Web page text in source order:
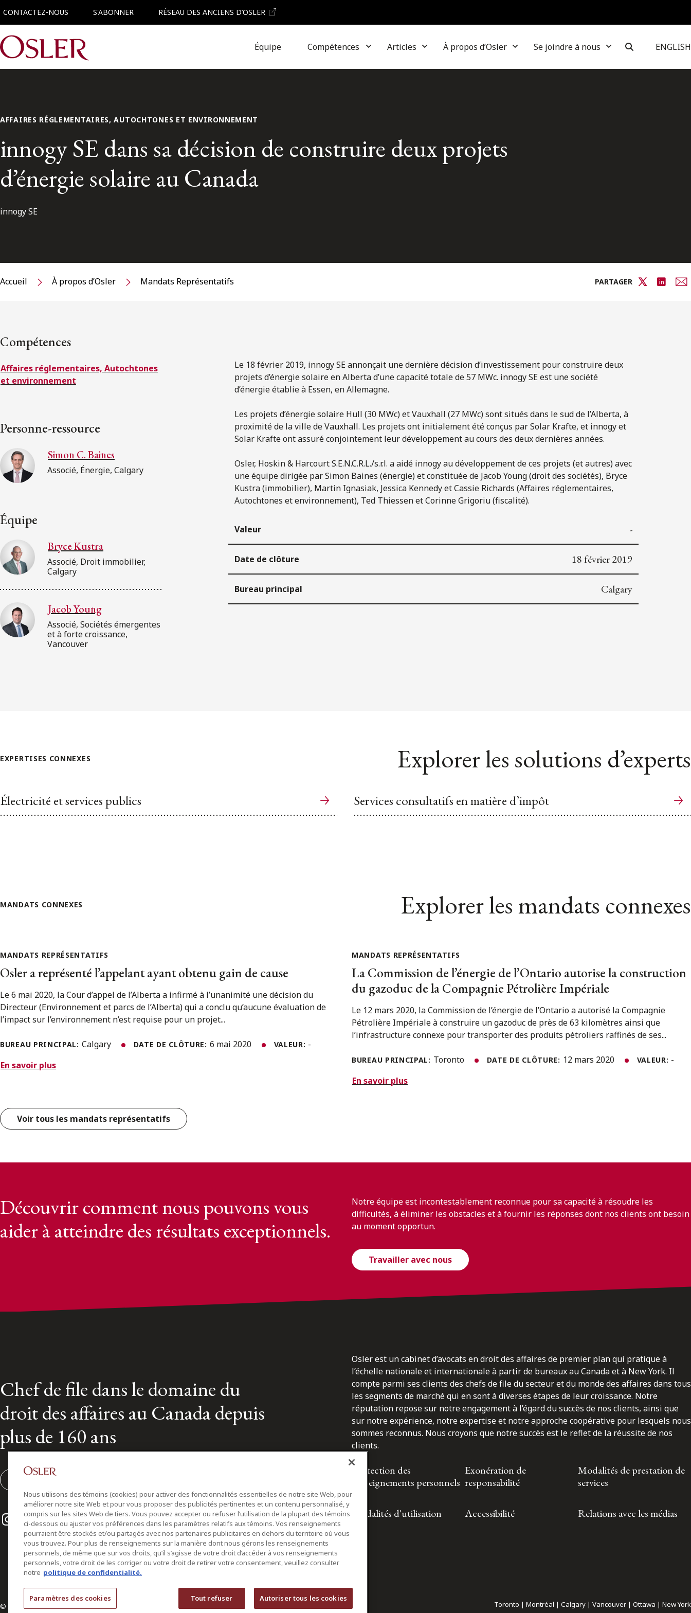
CONTACTEZ-NOUS S'ABONNER RÉSEAU DES ANCIENS D’OSLER
Main Navigation Équipe Compétences Articles À propos d’Osler Se joindre à nous ENGLISH
AFFAIRES RÉGLEMENTAIRES, AUTOCHTONES ET ENVIRONNEMENT
innogy SE dans sa décision de construire deux projets
d’énergie solaire au Canada
innogy SE
Accueil À propos d’Osler Mandats Représentatifs PARTAGER
Compétences
Affaires réglementaires, Autochtones
et environnement
Personne-ressource
Simon C. Baines
Associé, Énergie, Calgary
Équipe
Bryce Kustra
Associé, Droit immobilier,
Calgary
Jacob Young
Associé, Sociétés émergentes
et à forte croissance,
Vancouver
Le 18 février 2019, innogy SE annonçait une dernière décision d’investissement pour construire deux
projets d’énergie solaire en Alberta d’une capacité totale de 57 MWc. innogy SE est une société
d’énergie établie à Essen, en Allemagne.
Les projets d’énergie solaire Hull (30 MWc) et Vauxhall (27 MWc) sont situés dans le sud de l’Alberta, à
proximité de la ville de Vauxhall. Les projets ont initialement été conçus par Solar Krafte, et innogy et
Solar Krafte ont assuré conjointement leur développement au cours des deux dernières années.
Osler, Hoskin & Harcourt S.E.N.C.R.L./s.r.l. a aidé innogy au développement de ces projets (et autres) avec
une équipe dirigée par Simon Baines (énergie) et constituée de Jacob Young (droit des sociétés), Bryce
Kustra (immobilier), Martin Ignasiak, Jessica Kennedy et Cassie Richards (Affaires réglementaires,
Autochtones et environnement), Ted Thiessen et Corinne Grigoriu (fiscalité).
Valeur -
Date de clôture 18 février 2019
Bureau principal Calgary
EXPERTISES CONNEXES Explorer les solutions d’experts
Électricité et services publics Services consultatifs en matière d’impôt
MANDATS CONNEXES Explorer les mandats connexes
MANDATS REPRÉSENTATIFS
Osler a représenté l’appelant ayant obtenu gain de cause
Le 6 mai 2020, la Cour d’appel de l’Alberta a infirmé à l’unanimité une décision du
Directeur (Environnement et parcs de l’Alberta) qui a conclu qu’aucune évaluation de
l’impact sur l’environnement n’est requise pour un projet...
BUREAU PRINCIPAL: Calgary DATE DE CLÔTURE: 6 mai 2020 VALEUR: -
En savoir plus
MANDATS REPRÉSENTATIFS
La Commission de l’énergie de l’Ontario autorise la construction
du gazoduc de la Compagnie Pétrolière Impériale
Le 12 mars 2020, la Commission de l’énergie de l’Ontario a autorisé la Compagnie
Pétrolière Impériale à construire un gazoduc de près de 63 kilomètres ainsi que
l’infrastructure connexe pour transporter des produits pétroliers raffinés de ses...
BUREAU PRINCIPAL: Toronto DATE DE CLÔTURE: 12 mars 2020 VALEUR: -
En savoir plus
Voir tous les mandats représentatifs
Découvrir comment nous pouvons vous
aider à atteindre des résultats exceptionnels.
Notre équipe est incontestablement reconnue pour sa capacité à résoudre les
difficultés, à éliminer les obstacles et à fournir les réponses dont nos clients ont besoin
au moment opportun.
Travailler avec nous
Chef de file dans le domaine du
droit des affaires au Canada depuis
plus de 160 ans
Instagram
Twitter
LinkedIn
Osler est un cabinet d’avocats en droit des affaires de premier plan qui pratique à
l’échelle nationale et internationale à partir de bureaux au Canada et à New York. Il
compte parmi ses clients des chefs de file du secteur et du monde des affaires dans tous
les segments de marché qui en sont à diverses étapes de leur croissance. Notre
réputation repose sur notre engagement à l’égard du succès de nos clients, ainsi que
sur notre expérience, notre expertise et notre approche coopérative pour lesquels nous
sommes reconnus. Nous croyons que notre succès est le reflet de la réussite de nos
clients.
Protection des
renseignements personnels
Exonération de
responsabilité
Modalités de prestation de
services
Modalités d'utilisation Accessibilité Relations avec les médias
© 2026 Osler, Hoskin & Harcourt S.E.N.C.R.L./s.r.l. Tous droits réservés Toronto | Montréal | Calgary | Vancouver | Ottawa | New York
Nous utilisons des témoins (cookies) pour activer des fonctionnalités essentielles de notre site Web, pour
améliorer notre site Web et pour vous proposer des publicités pertinentes et un contenu personnalisé, y
compris sur les sites Web de tiers. Vous pouvez accepter ou refuser l’utilisation de la plupart des témoins
ci-dessous ou ajuster vos préférences dans les paramètres relatifs aux témoins. Vos renseignements
pourraient être stockés et/ou partagés avec nos partenaires publicitaires en dehors du territoire où vous
vous trouvez. Pour plus de renseignements sur la manière dont nous gérons les renseignements
personnels, de même que sur vos droits, qu’il s’agisse de votre droit d’accéder à vos renseignements
personnels, votre droit de les corriger ou votre droit de retirer votre consentement, veuillez consulter
notre politique de confidentialité.
Tout refuser Autoriser tous les cookies
Paramètres des cookies